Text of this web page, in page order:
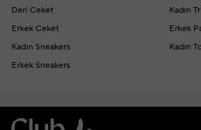
Deri Ceket
Kadın
Erkek Ceket
Erkek
Kadın Sneakers
Kadın
Erkek Sneakers